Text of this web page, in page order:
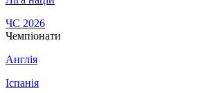
ЧС 2026
Чемпіонати
Англія
Іспанія